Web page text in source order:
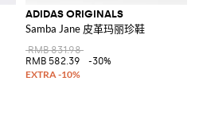
ADIDAS ORIGINALS
Samba Jane 皮革玛丽珍鞋
RMB 831.98
RMB 582.39
-30%